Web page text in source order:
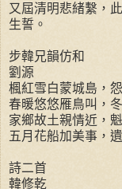
又屆清明悲緒繫，
生誓。
步韓兄韻仿和
劉源
楓紅雪白蒙城島，
春暖悠悠雁鳥叫，
家鄉故土親情近，
五月花船加美事，
詩二首
韓修乾